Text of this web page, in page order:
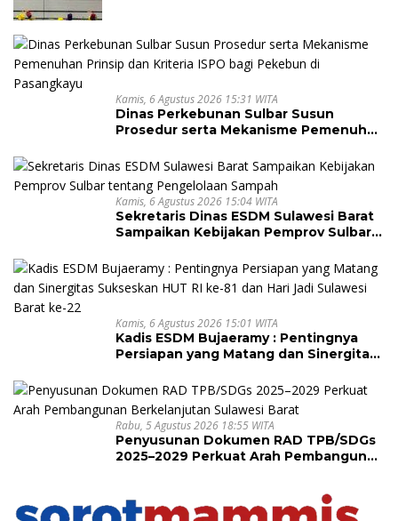
Kamis, 6 Agustus 2026 15:31 WITA
Dinas Perkebunan Sulbar Susun
Prosedur serta Mekanisme Pemenuhan
di Pasangkayu
Kamis, 6 Agustus 2026 15:04 WITA
Sekretaris Dinas ESDM Sulawesi Barat
Sampaikan Kebijakan Pemprov Sulbar
Kamis, 6 Agustus 2026 15:01 WITA
Kadis ESDM Bujaeramy : Pentingnya
Persiapan yang Matang dan Sinergitas
Sulawesi Barat ke-22
Rabu, 5 Agustus 2026 18:55 WITA
Penyusunan Dokumen RAD TPB/SDGs
2025–2029 Perkuat Arah Pembangunan